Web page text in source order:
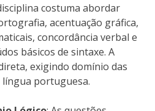
costuma abordar
acentuação gráfica,
concordância verbal e
básicos de sintaxe. A
exigindo domínio das
portuguesa.